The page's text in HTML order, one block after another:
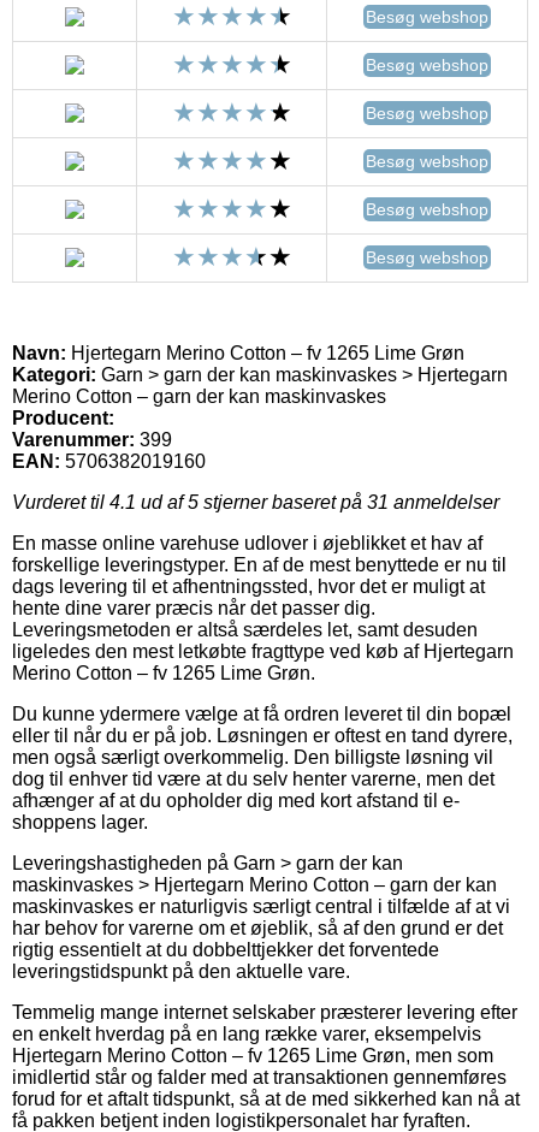
Besøg webshop
Besøg webshop
Besøg webshop
Besøg webshop
Besøg webshop
Besøg webshop
Navn: Hjertegarn Merino Cotton – fv 1265 Lime Grøn
Kategori: Garn > garn der kan maskinvaskes > Hjertegarn
Merino Cotton – garn der kan maskinvaskes
Producent:
Varenummer: 399
EAN: 5706382019160
Vurderet til 4.1 ud af 5 stjerner baseret på 31 anmeldelser
En masse online varehuse udlover i øjeblikket et hav af
forskellige leveringstyper. En af de mest benyttede er nu til
dags levering til et afhentningssted, hvor det er muligt at
hente dine varer præcis når det passer dig.
Leveringsmetoden er altså særdeles let, samt desuden
ligeledes den mest letkøbte fragttype ved køb af Hjertegarn
Merino Cotton – fv 1265 Lime Grøn.
Du kunne ydermere vælge at få ordren leveret til din bopæl
eller til når du er på job. Løsningen er oftest en tand dyrere,
men også særligt overkommelig. Den billigste løsning vil
dog til enhver tid være at du selv henter varerne, men det
afhænger af at du opholder dig med kort afstand til e-
shoppens lager.
Leveringshastigheden på Garn > garn der kan
maskinvaskes > Hjertegarn Merino Cotton – garn der kan
maskinvaskes er naturligvis særligt central i tilfælde af at vi
har behov for varerne om et øjeblik, så af den grund er det
rigtig essentielt at du dobbelttjekker det forventede
leveringstidspunkt på den aktuelle vare.
Temmelig mange internet selskaber præsterer levering efter
en enkelt hverdag på en lang række varer, eksempelvis
Hjertegarn Merino Cotton – fv 1265 Lime Grøn, men som
imidlertid står og falder med at transaktionen gennemføres
forud for et aftalt tidspunkt, så at de med sikkerhed kan nå at
få pakken betjent inden logistikpersonalet har fyraften.